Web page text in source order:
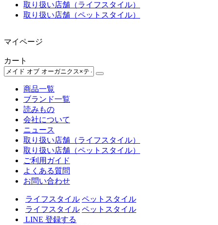
取り扱い店舗（ライフスタイル）
取り扱い店舗（ペットスタイル）
マイページ
カート
商品一覧
ブランド一覧
読みもの
会社について
ニュース
取り扱い店舗（ライフスタイル）
取り扱い店舗（ペットスタイル）
ご利用ガイド
よくある質問
お問い合わせ
ライフスタイル ペットスタイル
ライフスタイル ペットスタイル
LINE 登録する